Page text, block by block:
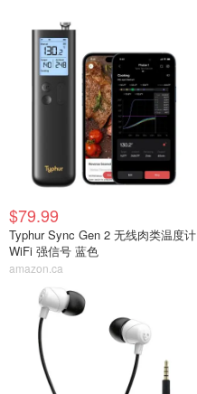
$79.99
Typhur Sync Gen 2 无线肉类温度计
WiFi 强信号 蓝色
amazon.ca